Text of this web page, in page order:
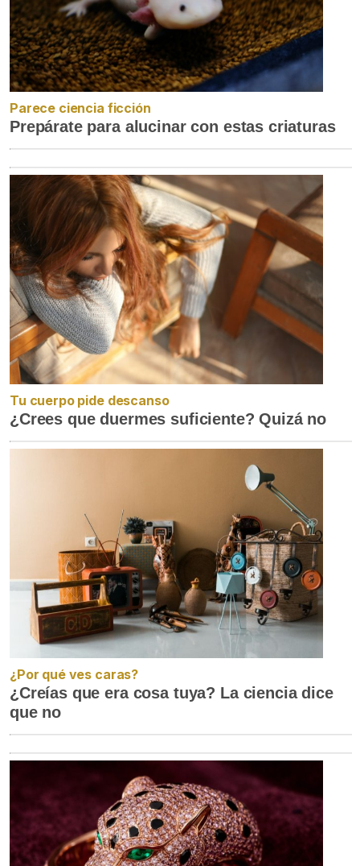
Parece ciencia ficción
Prepárate para alucinar con estas criaturas
Tu cuerpo pide descanso
¿Crees que duermes suficiente? Quizá no
¿Por qué ves caras?
¿Creías que era cosa tuya? La ciencia dice
que no